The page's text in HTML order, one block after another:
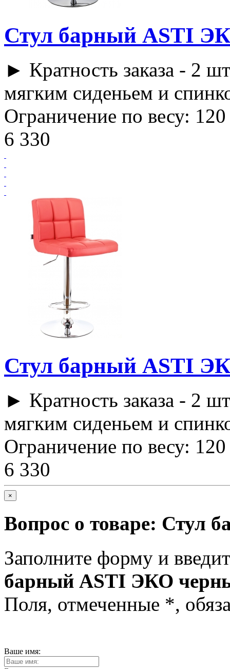
Стул барный ASTI
► Кратность заказа - 2
мягким сиденьем и
Ограничение по весу: 120
6 330
Стул барный ASTI
► Кратность заказа - 2
мягким сиденьем и
Ограничение по весу: 120
6 330
×
Вопрос о товаре: Стул
Заполните форму и
барный ASTI ЭКО
Поля, отмеченные *,
Ваше имя: